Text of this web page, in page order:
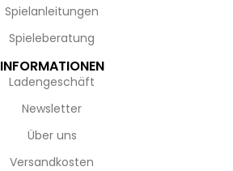
Spielanleitungen
Spieleberatung
INFORMATIONEN
Ladengeschäft
Newsletter
Über uns
Versandkosten